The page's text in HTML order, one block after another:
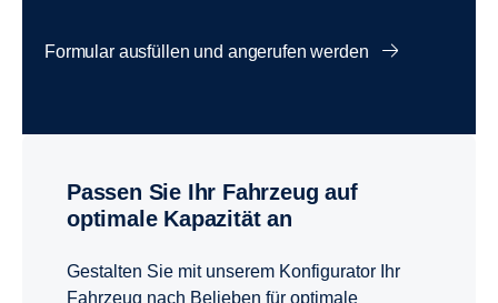
Formular ausfüllen und angerufen werden
Passen Sie Ihr Fahrzeug auf
optimale Kapazität an
Gestalten Sie mit unserem Konfigurator Ihr
Fahrzeug nach Belieben für optimale